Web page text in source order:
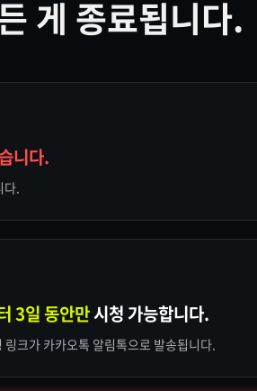
게 종료됩니다.
니다.
다.
3일 동안만시청 가능합니다.
크가 카카오톡 알림톡으로 발송됩니다.